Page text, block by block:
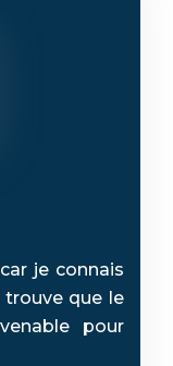
je connais
trouve que le
pour